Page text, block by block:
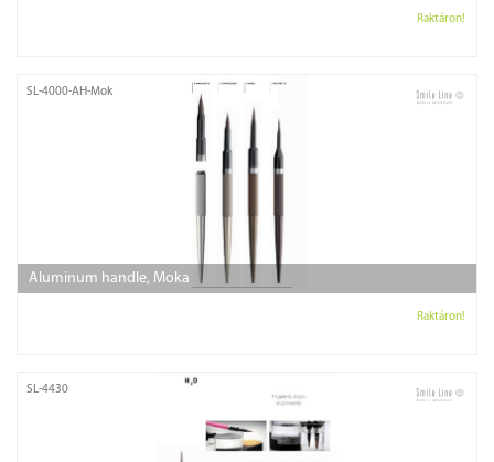
Raktáron!
SL-4000-AH-Mok
Aluminum handle, Moka
Raktáron!
SL-4430